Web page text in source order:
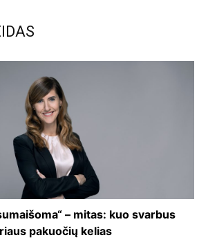
– mitas: kuo svarbus
pakuočių kelias